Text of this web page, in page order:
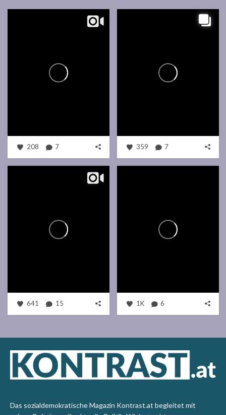
208 7 359 7
641 15 1K 6
Das sozialdemokratische Magazin Kontrast.at begleitet mit